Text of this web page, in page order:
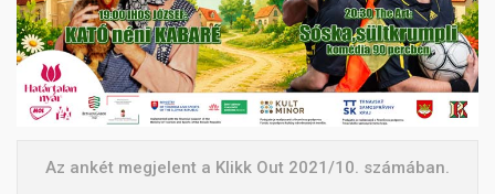
Az ankét megjelent a Klikk Out 2021/10. számában.